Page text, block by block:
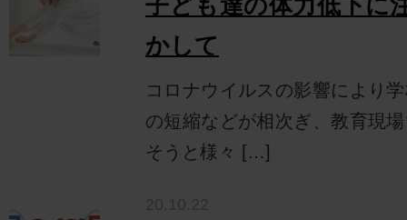
子ども達の体力低下に
かして
コロナウイルスの影響により
の短縮などが相次ぎ、教育現
そうと様々 […]